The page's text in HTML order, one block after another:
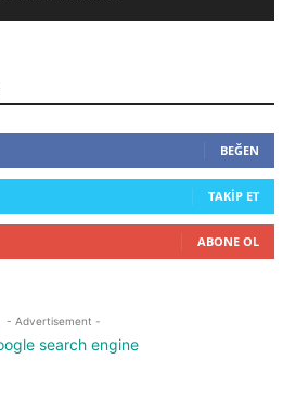
BEĞEN
TAKIP ET
ABONE OL
- Advertisement -